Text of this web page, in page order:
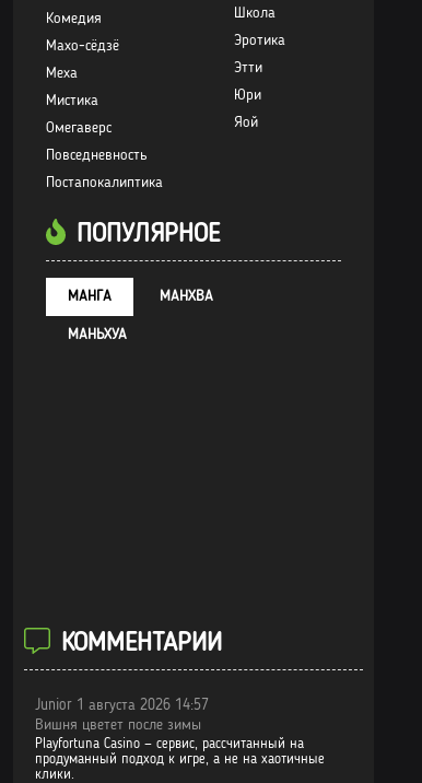
Комедия
Махо-сёдзё
Меха
Мистика
Омегаверс
Повседневность
Постапокалиптика
Школа
Эротика
Этти
Юри
Яой
ПОПУЛЯРНОЕ
МАНГА МАНХВА
МАНЬХУА
КОММЕНТАРИИ
Junior 1 августа 2026 14:57
Вишня цветет после зимы
Playfortuna Casino — сервис, рассчитанный на
продуманный подход к игре, а не на хаотичные
клики.